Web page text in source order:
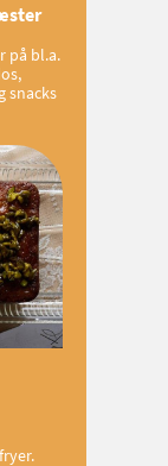
på bl.a.
snacks